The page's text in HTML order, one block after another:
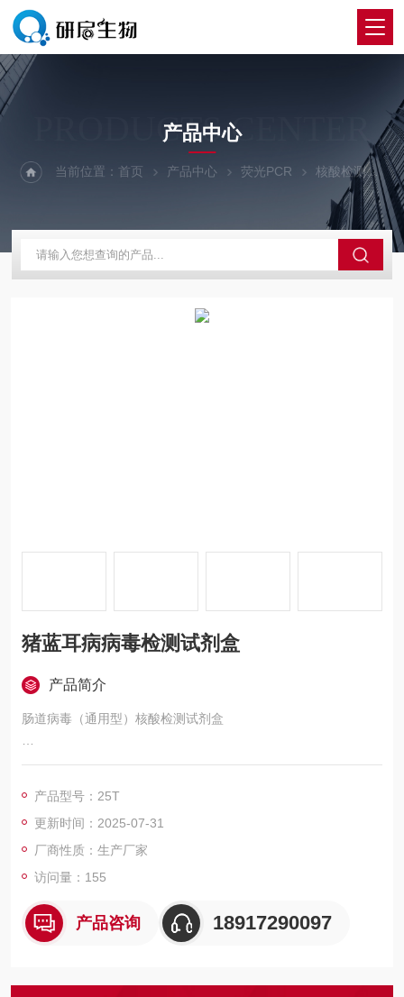
PRODUCTS CENTER
产品中心
当前位置：首页 产品中心 荧光PCR 核酸检测
猪蓝耳病病毒检测试剂盒
产品简介
肠道病毒（通用型）核酸检测试剂盒
本试剂盒针对该基因设计特异性引物和分子信标探针，在待检样
利用仪器对PCR过程中相应荧光信号进行实时监测和输出，实现
检测结果的定性分析。
产品型号：25T
更新时间：2025-07-31
厂商性质：生产厂家
访问量：155
产品咨询 18917290097